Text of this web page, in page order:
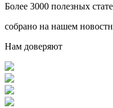
Более 3000 полезных
собрано на нашем
Нам доверяют